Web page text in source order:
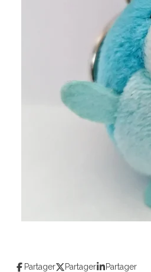
Partager Partager Partager